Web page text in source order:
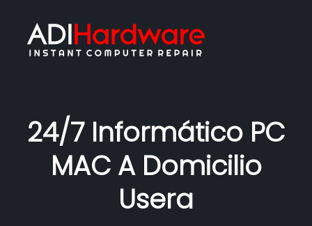
24/7 Informático PC
MAC A Domicilio
Usera